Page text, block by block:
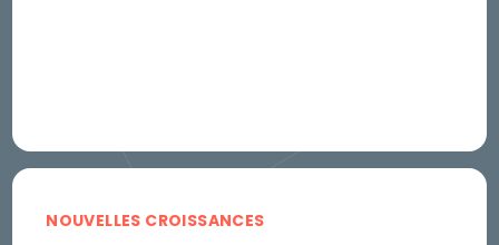
NOUVELLES CROISSANCES